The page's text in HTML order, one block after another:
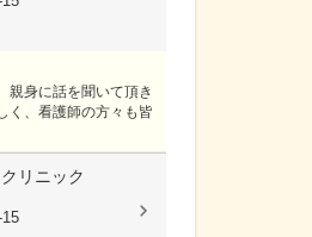
親身に話を聞いて頂き
く、看護師の方々も皆
リニック